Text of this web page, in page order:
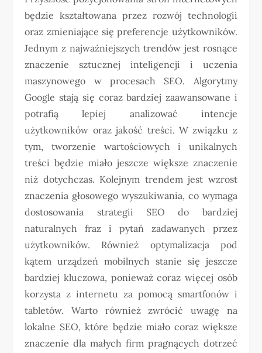
będzie kształtowana przez rozwój technologii
oraz zmieniające się preferencje użytkowników.
Jednym z najważniejszych trendów jest rosnące
znaczenie sztucznej inteligencji i uczenia
maszynowego w procesach SEO. Algorytmy
Google stają się coraz bardziej zaawansowane i
potrafią lepiej analizować intencje
użytkowników oraz jakość treści. W związku z
tym, tworzenie wartościowych i unikalnych
treści będzie miało jeszcze większe znaczenie
niż dotychczas. Kolejnym trendem jest wzrost
znaczenia głosowego wyszukiwania, co wymaga
dostosowania strategii SEO do bardziej
naturalnych fraz i pytań zadawanych przez
użytkowników. Również optymalizacja pod
kątem urządzeń mobilnych stanie się jeszcze
bardziej kluczowa, ponieważ coraz więcej osób
korzysta z internetu za pomocą smartfonów i
tabletów. Warto również zwrócić uwagę na
lokalne SEO, które będzie miało coraz większe
znaczenie dla małych firm pragnących dotrzeć